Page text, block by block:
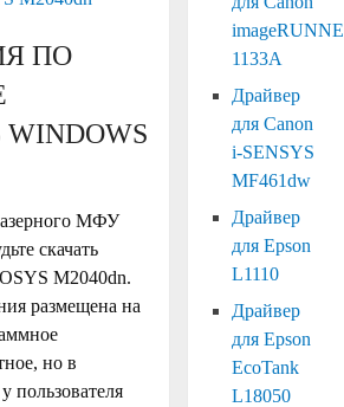
ПО
МФУ
скачать
M2040dn.
размещена на
но в
пользователя
1133A
Драйвер
для Canon
i-SENSYS
MF461dw
Драйвер
для Epson
L1110
Драйвер
для Epson
EcoTank
L18050